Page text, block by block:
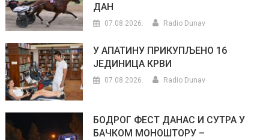
ДАН
07.08.2026. Radio Dunav
У АПАТИНУ ПРИКУПЉЕНО 16
ЈЕДИНИЦА КРВИ
07.08.2026. Radio Dunav
БОДРОГ ФЕСТ ДАНАС И СУТРА У
БАЧКОМ МОНОШТОРУ –